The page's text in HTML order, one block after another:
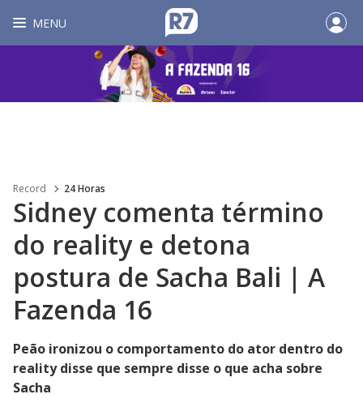
MENU
Record 24 Horas
Sidney comenta término
do reality e detona
postura de Sacha Bali | A
Fazenda 16
Peão ironizou o comportamento do ator dentro do
reality disse que sempre disse o que acha sobre
Sacha